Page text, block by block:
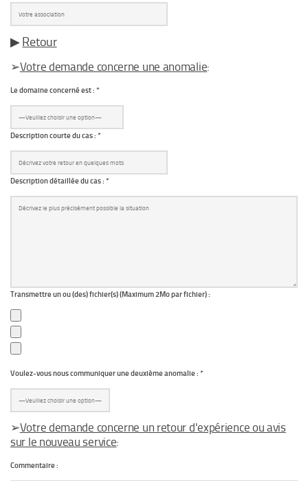
▶Retour
➢Votre demande concerne une anomalie:
Le domaine concerné est : *
Description courte du cas : *
Description détaillée du cas : *
Transmettre un ou (des) fichier(s) (Maximum 2Mo par fichier) :
Voulez-vous nous communiquer une deuxième anomalie : *
➢Votre demande concerne un retour d'expérience ou avis
sur le nouveau service:
Commentaire :